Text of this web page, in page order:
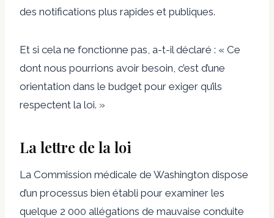
des notifications plus rapides et publiques.
Et si cela ne fonctionne pas, a-t-il déclaré : « Ce
dont nous pourrions avoir besoin, c’est d’une
orientation dans le budget pour exiger qu’ils
respectent la loi. »
La lettre de la loi
La Commission médicale de Washington dispose
d’un processus bien établi pour examiner les
quelque 2 000 allégations de mauvaise conduite